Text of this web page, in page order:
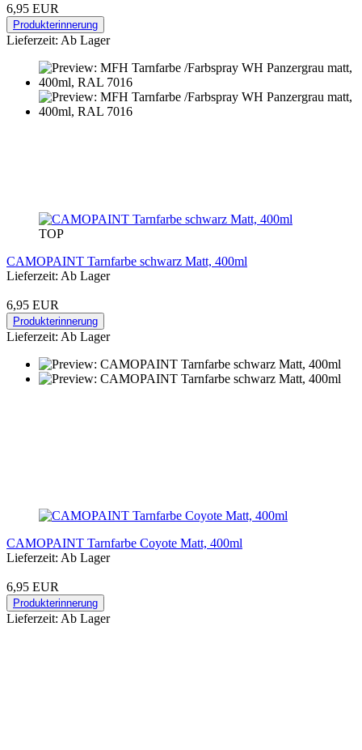
6,95 EUR
Produkterinnerung
Lieferzeit: Ab Lager
TOP
CAMOPAINT Tarnfarbe schwarz Matt, 400ml
Lieferzeit: Ab Lager
6,95 EUR
Produkterinnerung
Lieferzeit: Ab Lager
CAMOPAINT Tarnfarbe Coyote Matt, 400ml
Lieferzeit: Ab Lager
6,95 EUR
Produkterinnerung
Lieferzeit: Ab Lager